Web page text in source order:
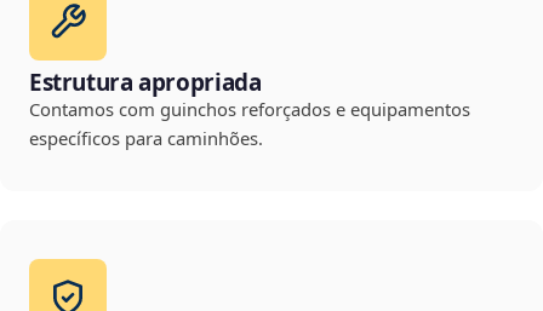
Estrutura apropriada
Contamos com guinchos reforçados e equipamentos
específicos para caminhões.